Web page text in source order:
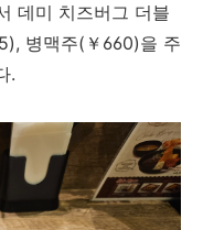
데미 치즈버그 더블
병맥주(￥660)을 주
.